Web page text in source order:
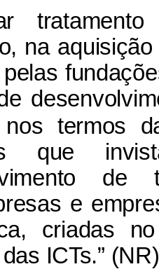
na
nos termos
que
e
criadas
ICTs.” (NR)